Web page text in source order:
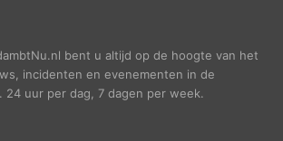
bent u altijd op de hoogte van het
incidenten en evenementen in de
24 uur per dag, 7 dagen per week.